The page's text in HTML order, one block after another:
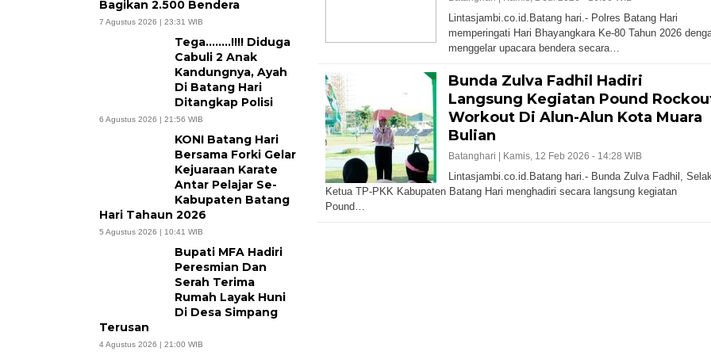
Bagikan 2.500 Bendera
7 Agustus 2026 | 23:31 WIB
Tega……..!!!! Diduga
Cabuli 2 Anak
Kandungnya, Ayah
Di Batang Hari
Ditangkap Polisi
6 Agustus 2026 | 21:56 WIB
KONI Batang Hari
Bersama Forki Gelar
Kejuaraan Karate
Antar Pelajar Se-
Kabupaten Batang
Hari Tahaun 2026
5 Agustus 2026 | 10:41 WIB
Bupati MFA Hadiri
Peresmian Dan
Serah Terima
Rumah Layak Huni
Di Desa Simpang
Terusan
4 Agustus 2026 | 21:00 WIB
Lintasjambi.co.id.Batang hari.- Polres Batang Hari
memperingati Hari Bhayangkara Ke-80 Tahun 2026
menggelar upacara bendera secara…
Bunda Zulva Fadhil Hadiri
Langsung Kegiatan Pound
Workout Di Alun-Alun Kota Muara
Bulian
Batanghari | Kamis, 12 Feb 2026 - 14:28 WIB
Lintasjambi.co.id.Batang hari.- Bunda Zulva Fadhil,
Ketua TP-PKK Kabupaten Batang Hari menghadiri secara langsung kegiatan
Pound…